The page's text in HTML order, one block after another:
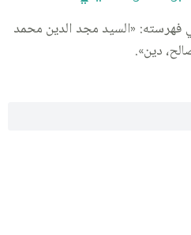
فهرسته: «السيد مجد الدين محمد
دين».